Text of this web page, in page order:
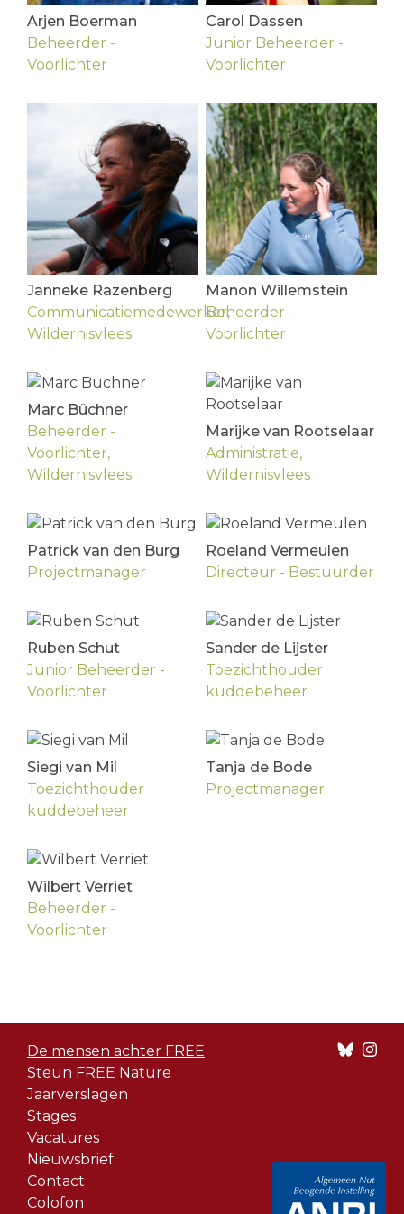
Arjen Boerman
Beheerder -
Voorlichter
Carol Dassen
Junior Beheerder -
Voorlichter
Janneke Razenberg
Communicatiemedewerker,
Wildernisvlees
Manon Willemstein
Beheerder -
Voorlichter
Marc Büchner
Beheerder -
Voorlichter,
Wildernisvlees
Marijke van Rootselaar
Administratie,
Wildernisvlees
Patrick van den Burg
Projectmanager
Roeland Vermeulen
Directeur - Bestuurder
Ruben Schut
Junior Beheerder -
Voorlichter
Sander de Lijster
Toezichthouder
kuddebeheer
Siegi van Mil
Toezichthouder
kuddebeheer
Tanja de Bode
Projectmanager
Wilbert Verriet
Beheerder -
Voorlichter
Footer
menu
De mensen achter FREE
Steun FREE Nature
Jaarverslagen
Stages
Vacatures
Nieuwsbrief
Contact
Colofon